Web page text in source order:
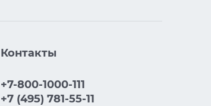
Контакты
+7-800-1000-111
+7 (495) 781-55-11